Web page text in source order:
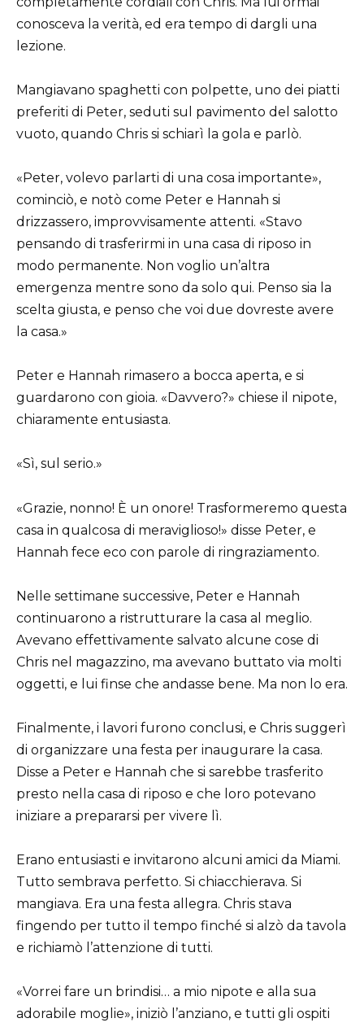
conosceva la verità, ed era tempo di dargli una
lezione.
Mangiavano spaghetti con polpette, uno dei piatti
preferiti di Peter, seduti sul pavimento del salotto
vuoto, quando Chris si schiarì la gola e parlò.
«Peter, volevo parlarti di una cosa importante»,
cominciò, e notò come Peter e Hannah si
drizzassero, improvvisamente attenti. «Stavo
pensando di trasferirmi in una casa di riposo in
modo permanente. Non voglio un’altra
emergenza mentre sono da solo qui. Penso sia la
scelta giusta, e penso che voi due dovreste avere
la casa.»
Peter e Hannah rimasero a bocca aperta, e si
guardarono con gioia. «Davvero?» chiese il nipote,
chiaramente entusiasta.
«Sì, sul serio.»
«Grazie, nonno! È un onore! Trasformeremo questa
casa in qualcosa di meraviglioso!» disse Peter, e
Hannah fece eco con parole di ringraziamento.
Nelle settimane successive, Peter e Hannah
continuarono a ristrutturare la casa al meglio.
Avevano effettivamente salvato alcune cose di
Chris nel magazzino, ma avevano buttato via molti
oggetti, e lui finse che andasse bene. Ma non lo era.
Finalmente, i lavori furono conclusi, e Chris suggerì
di organizzare una festa per inaugurare la casa.
Disse a Peter e Hannah che si sarebbe trasferito
presto nella casa di riposo e che loro potevano
iniziare a prepararsi per vivere lì.
Erano entusiasti e invitarono alcuni amici da Miami.
Tutto sembrava perfetto. Si chiacchierava. Si
mangiava. Era una festa allegra. Chris stava
fingendo per tutto il tempo finché si alzò da tavola
e richiamò l’attenzione di tutti.
«Vorrei fare un brindisi… a mio nipote e alla sua
adorabile moglie», iniziò l’anziano, e tutti gli ospiti